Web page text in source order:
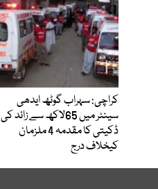
کراچی: سہراب گوٹھ ایدھی
سینٹر میں 65لاکھ سے زائد کی
ڈکیتی کا مقدمہ 4 ملزمان
کیخلاف درج